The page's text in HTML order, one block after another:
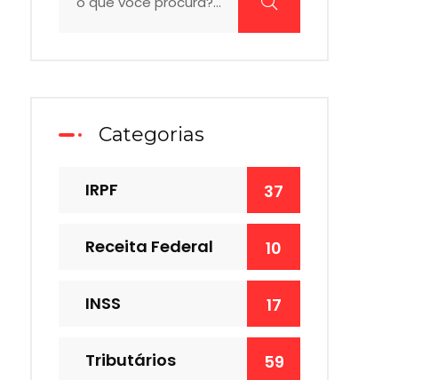
Categorias
IRPF 37
Receita Federal 10
INSS 17
Tributários 59